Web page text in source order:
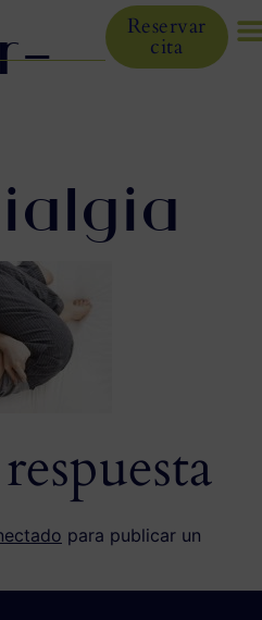
Reservar
cita
para publicar un